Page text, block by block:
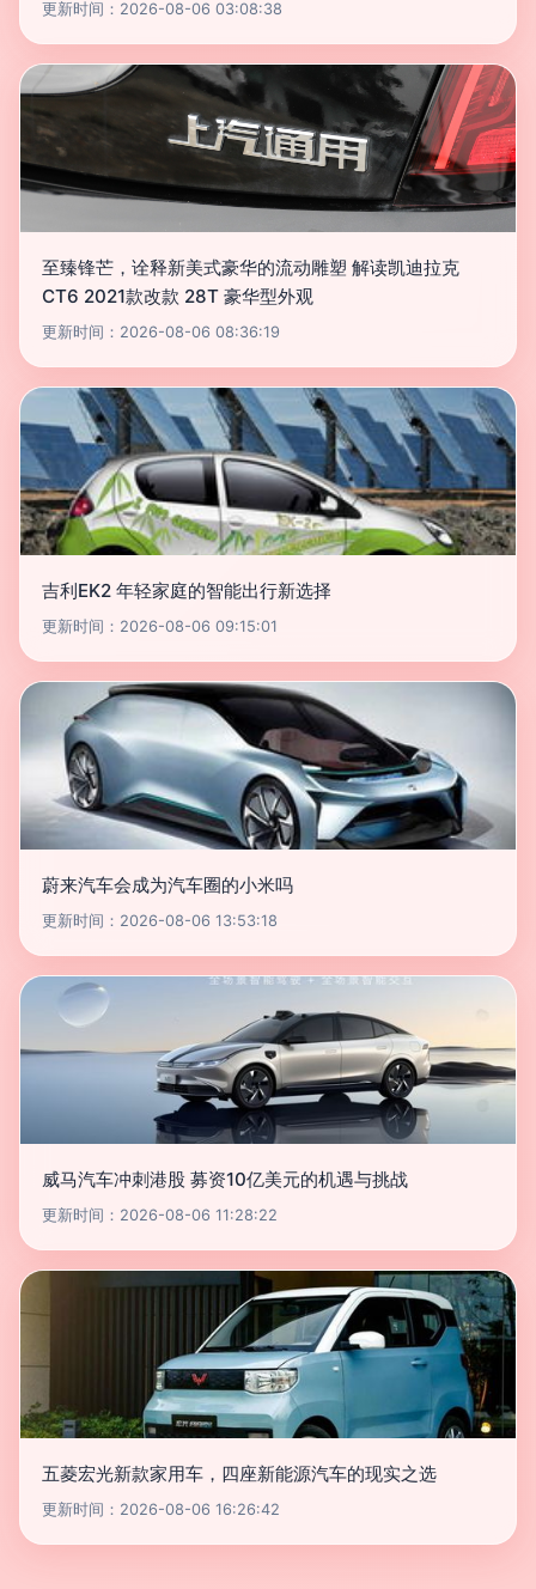
更新时间：2026-08-06 03:08:38
至臻锋芒，诠释新美式豪华的流动雕塑 解读凯迪拉克
CT6 2021款改款 28T 豪华型外观
更新时间：2026-08-06 08:36:19
吉利EK2 年轻家庭的智能出行新选择
更新时间：2026-08-06 09:15:01
蔚来汽车会成为汽车圈的小米吗
更新时间：2026-08-06 13:53:18
威马汽车冲刺港股 募资10亿美元的机遇与挑战
更新时间：2026-08-06 11:28:22
五菱宏光新款家用车，四座新能源汽车的现实之选
更新时间：2026-08-06 16:26:42